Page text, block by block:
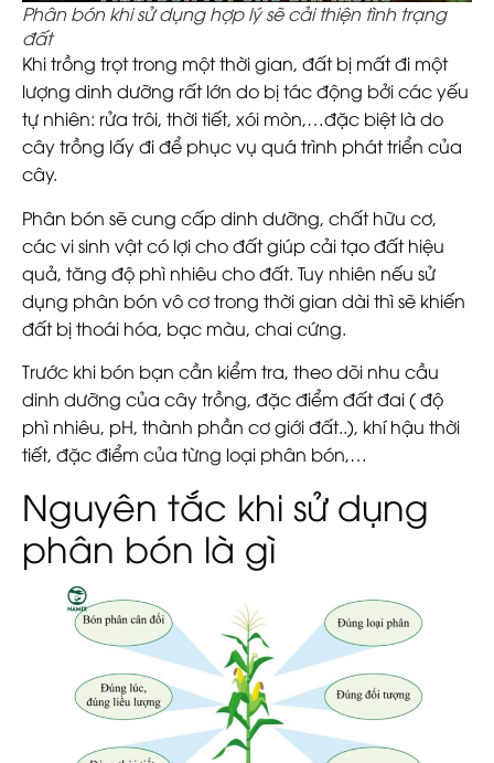
Phân bón khi sử dụng hợp lý sẽ cải thiện tình trạng
đất
Khi trồng trọt trong một thời gian, đất bị mất đi một
lượng dinh dưỡng rất lớn do bị tác động bởi các yếu
tự nhiên: rửa trôi, thời tiết, xói mòn,…đặc biệt là do
cây trồng lấy đi để phục vụ quá trình phát triển của
cây.
Phân bón sẽ cung cấp dinh dưỡng, chất hữu cơ,
các vi sinh vật có lợi cho đất giúp cải tạo đất hiệu
quả, tăng độ phì nhiêu cho đất. Tuy nhiên nếu sử
dụng phân bón vô cơ trong thời gian dài thì sẽ khiến
đất bị thoái hóa, bạc màu, chai cứng.
Trước khi bón bạn cần kiểm tra, theo dõi nhu cầu
dinh dưỡng của cây trồng, đặc điểm đất đai ( độ
phì nhiêu, pH, thành phần cơ giới đất..), khí hậu thời
tiết, đặc điểm của từng loại phân bón,…
Nguyên tắc khi sử dụng
phân bón là gì